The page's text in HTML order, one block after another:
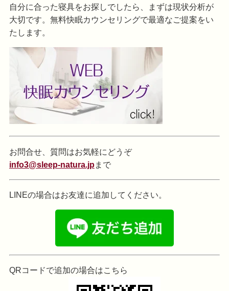
自分に合った寝具をお探しでしたら、まずは現状分析が
大切です。無料快眠カウンセリングで最適なご提案をい
たします。
お問合せ、質問はお気軽にどうぞ
info3@sleep-natura.jpまで
LINEの場合はお友達に追加してください。
QRコードで追加の場合はこちら